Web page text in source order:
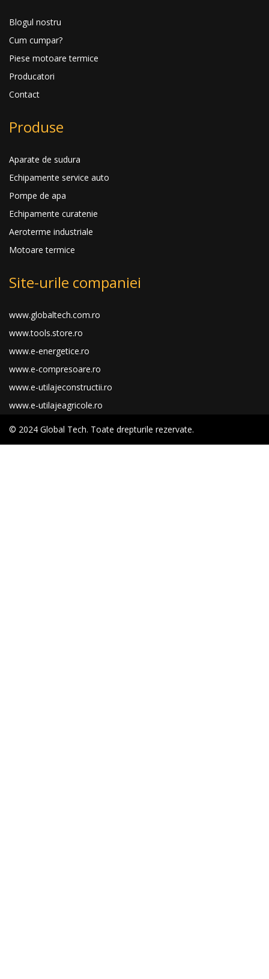
Blogul nostru
Cum cumpar?
Piese motoare termice
Producatori
Contact
Produse
Aparate de sudura
Echipamente service auto
Pompe de apa
Echipamente curatenie
Aeroterme industriale
Motoare termice
Site-urile companiei
www.globaltech.com.ro
www.tools.store.ro
www.e-energetice.ro
www.e-compresoare.ro
www.e-utilajeconstructii.ro
www.e-utilajeagricole.ro
© 2024 Global Tech. Toate drepturile rezervate.